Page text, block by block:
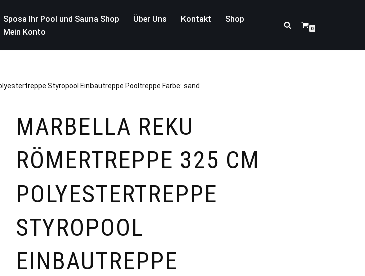
Sposa Ihr Pool und Sauna Shop Über Uns Kontakt
Shop
Mein Konto
0
Styropool Einbautreppe Pooltreppe Farbe: sand
MARBELLA REKU
RÖMERTREPPE 325 CM
POLYESTERTREPPE
STYROPOOL
EINBAUTREPPE